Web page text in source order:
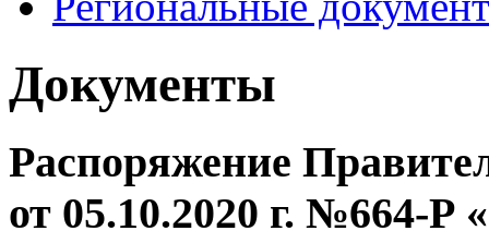
Документы
Распоряжение
от 05.10.2020 г. №664-Р